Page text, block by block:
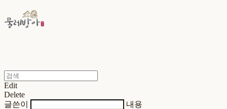
Edit
Delete
글쓴이
내용